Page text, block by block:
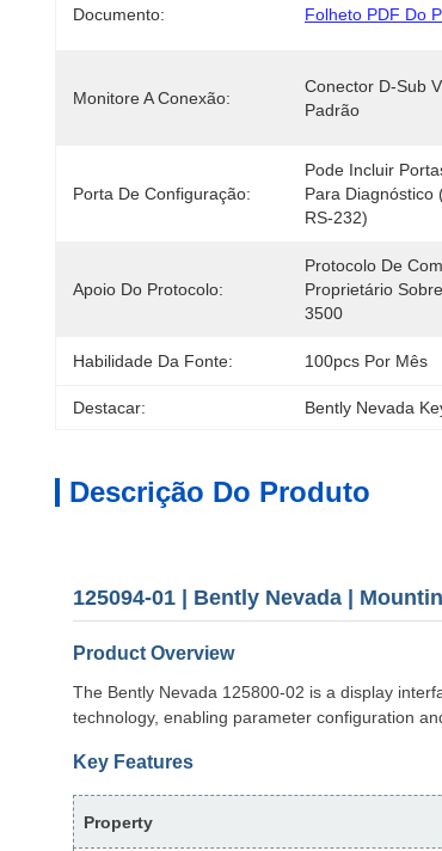
Documento: Folheto PDF Do
Monitore A Conexão:
Conector D-Sub
Padrão
Porta De Configuração:
Pode Incluir
Para Diagnóstico
RS-232)
Apoio Do Protocolo:
Protocolo De
Proprietário
3500
Habilidade Da Fonte: 100pcs Por Mês
Destacar: Bently Nevada
Descrição Do Produto
125094-01 | Bently Nevada |
Product Overview
The Bently Nevada 125800-02 is a display
technology, enabling parameter configuration
Key Features
Property